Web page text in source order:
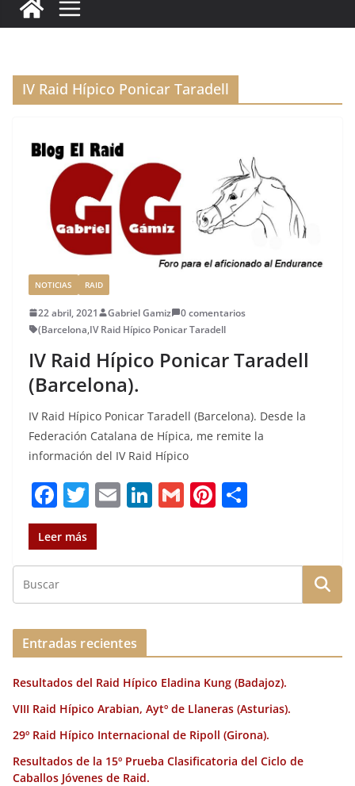
e
o
o
te l e
n
l re p
ir
IV Raid Hípico Ponicar Taradell
NOTICIAS RAID
22 abril, 2021 Gabriel Gamiz
0 comentarios
(Barcelona,IV Raid Hípico Ponicar Taradell
IV Raid Hípico Ponicar Taradell
(Barcelona).
IV Raid Hípico Ponicar Taradell (Barcelona). Desde la
Federación Catalana de Hípica, me remite la
información del IV Raid Hípico
F
a
c
e
b
o
o
k
T
w
it
te
r
E
l
Li
e
dI
G
l
Pi
re
st
p
a
ir
Leer más
Entradas recientes
Resultados del Raid Hípico Eladina Kung (Badajoz).
VIII Raid Hípico Arabian, Aytº de Llaneras (Asturias).
29º Raid Hípico Internacional de Ripoll (Girona).
Resultados de la 15º Prueba Clasificatoria del Ciclo de
Caballos Jóvenes de Raid.